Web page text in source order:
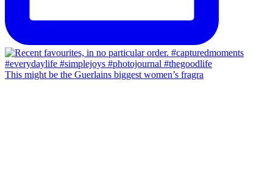
This might be the Guerlains biggest women’s fragra